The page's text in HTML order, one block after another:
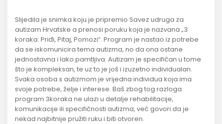
Slijedila je snimka koju je pripremio Savez udruga za
autizam Hrvatske a prenosi poruku koja je nazvana „3
koraka: Priđi, Pitaj, Pomozi“. Program je nastao iz potrebe
da se iskomunicira tema autizma, no da ona ostane
jednostavna i lako pamtljiva. Autizam je specifičan u tome
što je kompleksan, te uz to je još i izuzetno individualan.
Svaka osoba s autizmom je vrijedna individua koja ima
svoje potrebe, želje i interese. Baš zbog tog razloga
program 3koraka ne ulazi u detalje rehabilitacije,
komunikacije ili specifičnosti autizma, već govori da je
nekad najbitnije pružiti ruku i biti otvoren.